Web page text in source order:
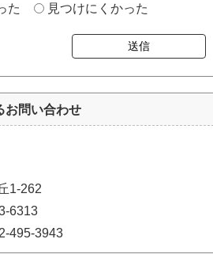
た
見つけにくかった
送信
お問い合わせ
1-262
6313
495-3943